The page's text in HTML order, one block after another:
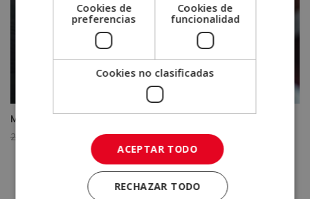
Máster en Coaching Familiar
2.380,00
El
precio
actual
Cookies de
preferencias
Cookies de
funcionalidad
Cookies no clasificadas
ACEPTAR TODO
RECHAZAR TODO